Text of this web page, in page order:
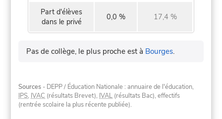
Part d'élèves
dans le privé
0,0 % 17,4 %
Pas de collège, le plus proche est à Bourges.
Sources - DEPP / Éducation Nationale : annuaire de l'éducation,
IPS, IVAC (résultats Brevet), IVAL (résultats Bac), effectifs
(rentrée scolaire la plus récente publiée).